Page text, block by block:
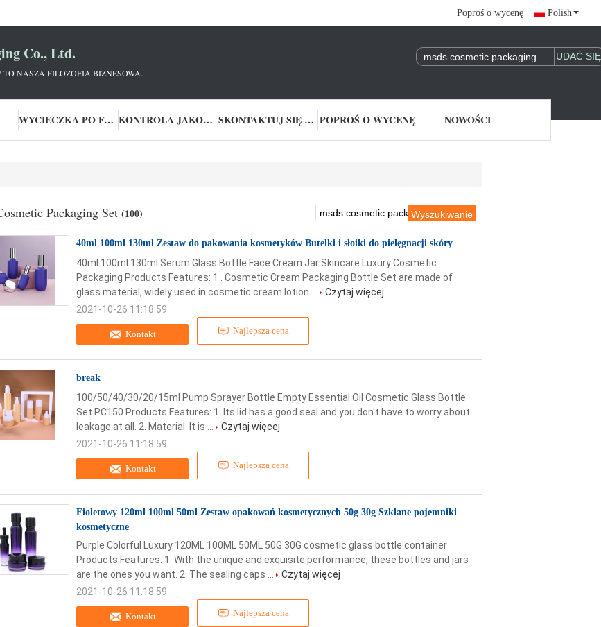
Poproś o wycenę Polish
Co., Ltd.
NASZA FILOZOFIA BIZNESOWA.
WYCIECZKA PO FABRYCE KONTROLA JAKOŚCI SKONTAKTUJ SIĘ Z NAMI POPROŚ O WYCENĘ NOWOŚCI
Packaging Set (100)
40ml 100ml 130ml Zestaw do pakowania kosmetyków Butelki i słoiki do pielęgnacji skóry
Kontakt Najlepsza cena
40ml 100ml 130ml Serum Glass Bottle Face Cream Jar Skincare Luxury Cosmetic
Packaging Products Features: 1 . Cosmetic Cream Packaging Bottle Set are made of
glass material, widely used in cosmetic cream lotion ...
Czytaj więcej
2021-10-26 11:18:59
break
Kontakt Najlepsza cena
100/50/40/30/20/15ml Pump Sprayer Bottle Empty Essential Oil Cosmetic Glass Bottle
Set PC150 Products Features: 1. Its lid has a good seal and you don't have to worry about
leakage at all. 2. Material: It is ...
Czytaj więcej
2021-10-26 11:18:59
Fioletowy 120ml 100ml 50ml Zestaw opakowań kosmetycznych 50g 30g Szklane pojemniki
kosmetyczne
Kontakt Najlepsza cena
Purple Colorful Luxury 120ML 100ML 50ML 50G 30G cosmetic glass bottle container
Products Features: 1. With the unique and exquisite performance, these bottles and jars
are the ones you want. 2. The sealing caps ...
Czytaj więcej
2021-10-26 11:18:59